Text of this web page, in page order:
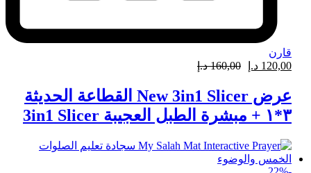
قارن
120,00 د.إ 160,00 د.إ
عرض New 3in1 Slicer القطاعة الحديثة
٣*١ + مبشرة الطبل العجيبة 3in1 Slicer